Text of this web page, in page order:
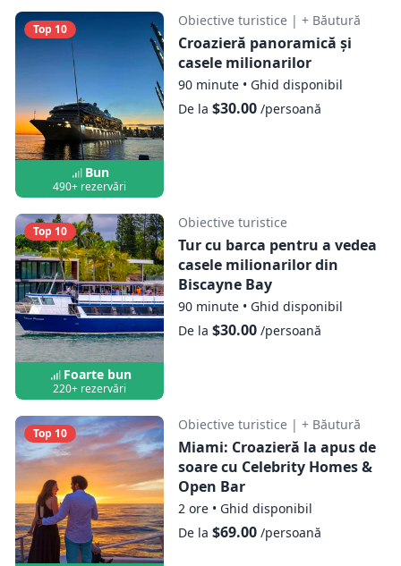
Croazieră la apus cu panoramă de
Miami, cu plecare de pe Miami River
Arată harta
Croazieră cu barca și tur cu autobuzul
prin Miami
Arată harta
Croazieră la apus cu panoramă peste
Miami și Prosecco nelimitat
Arată harta
Top 10
Bun
490+ rezervări
Obiective turistice | + Băutură
Croazieră panoramică și
casele milionarilor
90 minute • Ghid disponibil
De la $30.00/persoană
Top 10
Foarte bun
220+ rezervări
Obiective turistice
Tur cu barca pentru a vedea
casele milionarilor din
Biscayne Bay
90 minute • Ghid disponibil
De la $30.00/persoană
Top 10
Obiective turistice | + Băutură
Miami: Croazieră la apus de
soare cu Celebrity Homes &
Open Bar
2 ore • Ghid disponibil
De la $69.00/persoană